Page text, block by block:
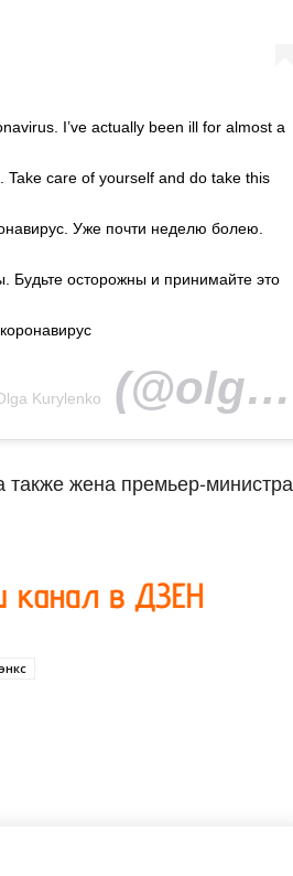
I’ve actually been ill for almost a
care of yourself and do take this
Уже почти неделю болею.
осторожны и принимайте это
Kurylenko (@olgakurylenkoofficial) on
также жена премьер-министра